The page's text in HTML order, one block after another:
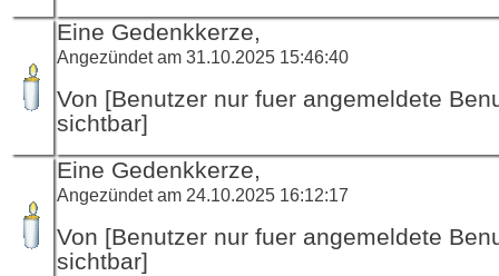
Eine Gedenkkerze,
Angezündet am 31.10.2025 15:46:40
Von [Benutzer nur fuer angemeldete
sichtbar]
Eine Gedenkkerze,
Angezündet am 24.10.2025 16:12:17
Von [Benutzer nur fuer angemeldete
sichtbar]